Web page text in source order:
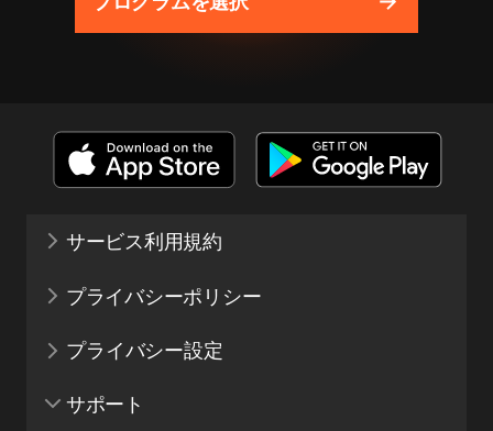
サービス利用規約
プライバシーポリシー
プライバシー設定
サポート